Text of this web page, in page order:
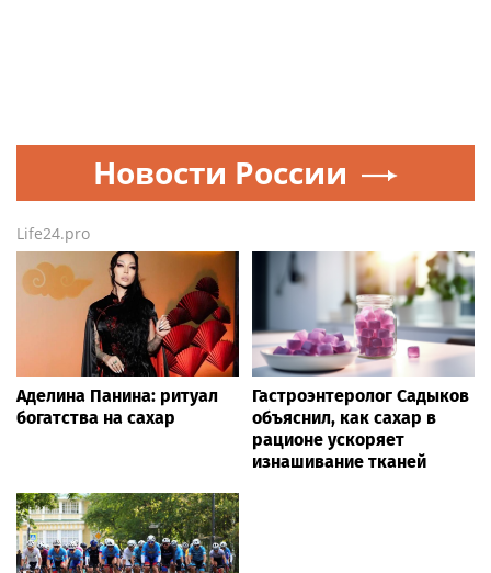
Новости России
Life24.pro
Аделина Панина: ритуал
богатства на сахар
Гастроэнтеролог Садыков
объяснил, как сахар в
рационе ускоряет
изнашивание тканей